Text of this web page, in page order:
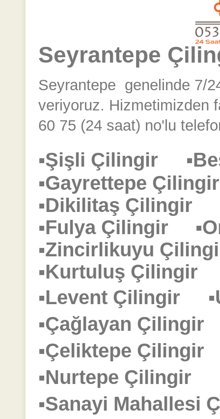
Seyrantepe
Seyrantepe genelinde 7/
veriyoruz. Hizmetimizden
60 75 (24 saat) no'lu
▪Şişli Çilingir
▪Gayrettepe
▪Dikilitaş Çilingir
▪Fulya Çilingir
▪Zincirlikuyu
▪Kurtuluş
▪Levent Çilingir
▪Çağlayan
▪Çeliktepe
▪Nurtepe Çilingir
▪Sanayi